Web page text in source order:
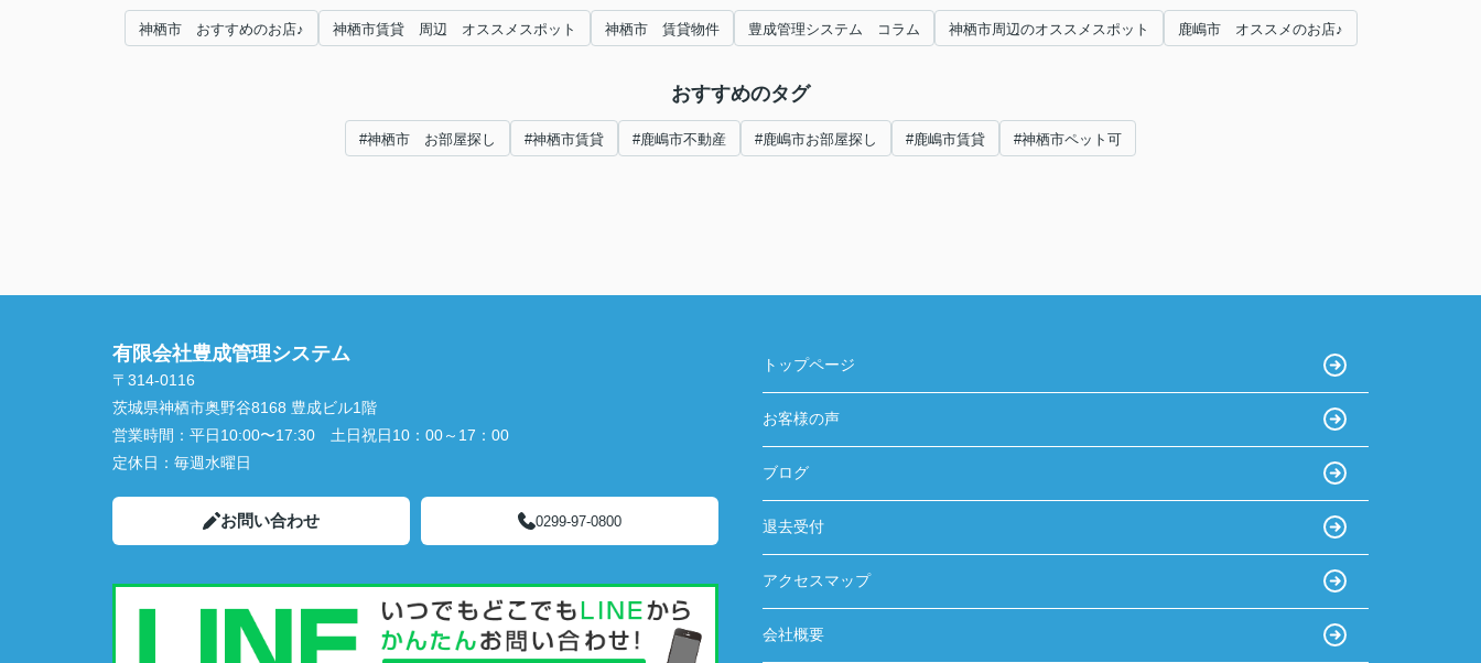
神栖市 おすすめのお店♪ 神栖市賃貸 周辺 オススメスポット 神栖市 賃貸物件 豊成管理システム コラム 神栖市周辺のオススメスポット 鹿嶋市 オススメのお店♪
おすすめのタグ
#神栖市 お部屋探し #神栖市賃貸 #鹿嶋市不動産 #鹿嶋市お部屋探し #鹿嶋市賃貸 #神栖市ペット可
有限会社豊成管理システム
〒314-0116
茨城県神栖市奥野谷8168 豊成ビル1階
営業時間： 平日10:00〜17:30 土日祝日10：00～17：00
定休日： 毎週水曜日
お問い合わせ 0299-97-0800
トップページ
お客様の声
ブログ
退去受付
アクセスマップ
会社概要